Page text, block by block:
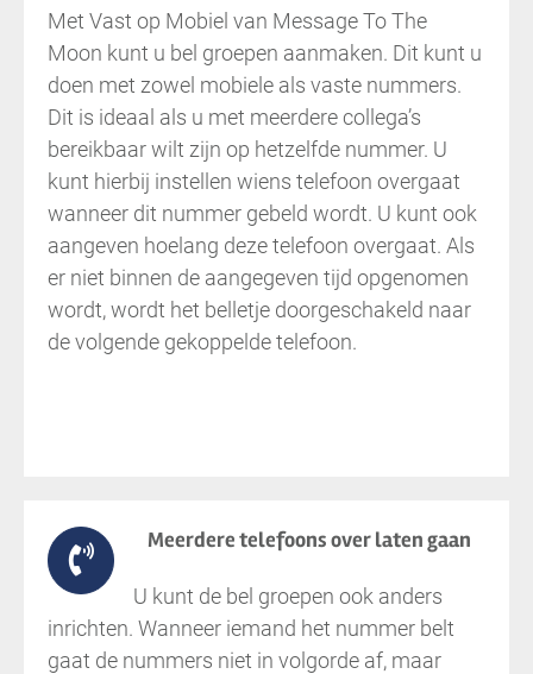
Met Vast op Mobiel van Message To The
Moon kunt u bel groepen aanmaken. Dit kunt u
doen met zowel mobiele als vaste nummers.
Dit is ideaal als u met meerdere collega’s
bereikbaar wilt zijn op hetzelfde nummer. U
kunt hierbij instellen wiens telefoon overgaat
wanneer dit nummer gebeld wordt. U kunt ook
aangeven hoelang deze telefoon overgaat. Als
er niet binnen de aangegeven tijd opgenomen
wordt, wordt het belletje doorgeschakeld naar
de volgende gekoppelde telefoon.
Meerdere telefoons over laten gaan
U kunt de bel groepen ook anders
inrichten. Wanneer iemand het nummer belt
gaat de nummers niet in volgorde af, maar